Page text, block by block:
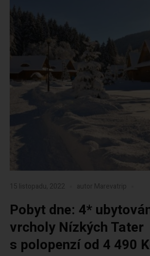
15 listopadu, 2022 autor Marevatrip
Pobyt dne: 4*
vrcholy Nízkých Tater
s polopenzí od 4 490